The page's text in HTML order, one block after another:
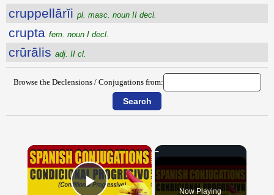
cruppellārĭi pl. masc. noun II decl.
crupta fem. noun I decl.
crūrālis adj. II cl.
Browse the Declensions / Conjugations from:
×
Now Playing